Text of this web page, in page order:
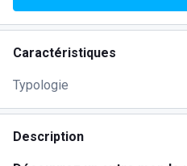
Caractéristiques
Typologie
Description